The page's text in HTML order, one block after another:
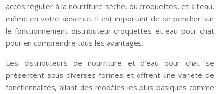
accès régulier à la nourriture sèche, ou croquettes, et à l’eau,
même en votre absence. Il est important de se pencher sur
le fonctionnement distributeur croquettes et eau pour chat
pour en comprendre tous les avantages.
Les distributeurs de nourriture et d’eau pour chat se
présentent sous diverses formes et offrent une variété de
fonctionnalités, allant des modèles les plus basiques comme